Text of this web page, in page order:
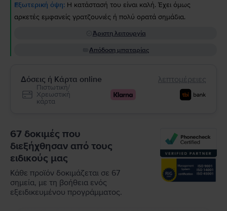
Εξωτερική όψη: Η κατάστασή του είναι καλή. Έχει όμως
αρκετές εμφανείς γρατζουνιές ή πολύ ορατά σημάδια.
Άριστη λειτουργία
Απόδοση μπαταρίας
Δόσεις ή Κάρτα online λεπτομέρειες
Πιστωτική/
Χρεωστική
κάρτα
67 δοκιμές που
διεξήχθησαν από τους
ειδικούς μας
Κάθε προϊόν δοκιμάζεται σε 67
σημεία, με τη βοήθεια ενός
εξειδικευμένου προγράμματος.